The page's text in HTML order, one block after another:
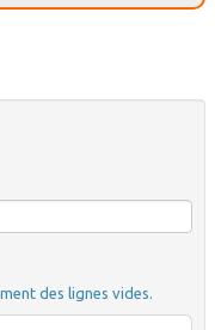
des lignes vides.